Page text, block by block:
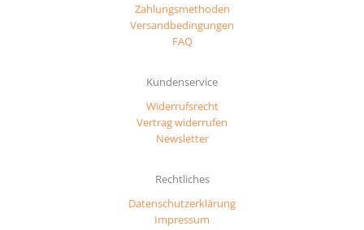
Zahlungsmethoden
Versandbedingungen
FAQ
Kundenservice
Widerrufsrecht
Vertrag widerrufen
Newsletter
Rechtliches
Datenschutzerklärung
Impressum